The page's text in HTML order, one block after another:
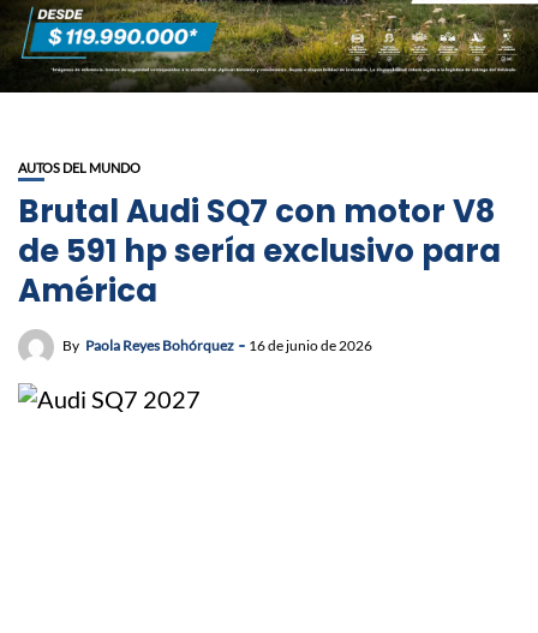
AUTOS DEL MUNDO
Brutal Audi SQ7 con motor V8
de 591 hp sería exclusivo para
América
By Paola Reyes Bohórquez 16 de junio de 2026